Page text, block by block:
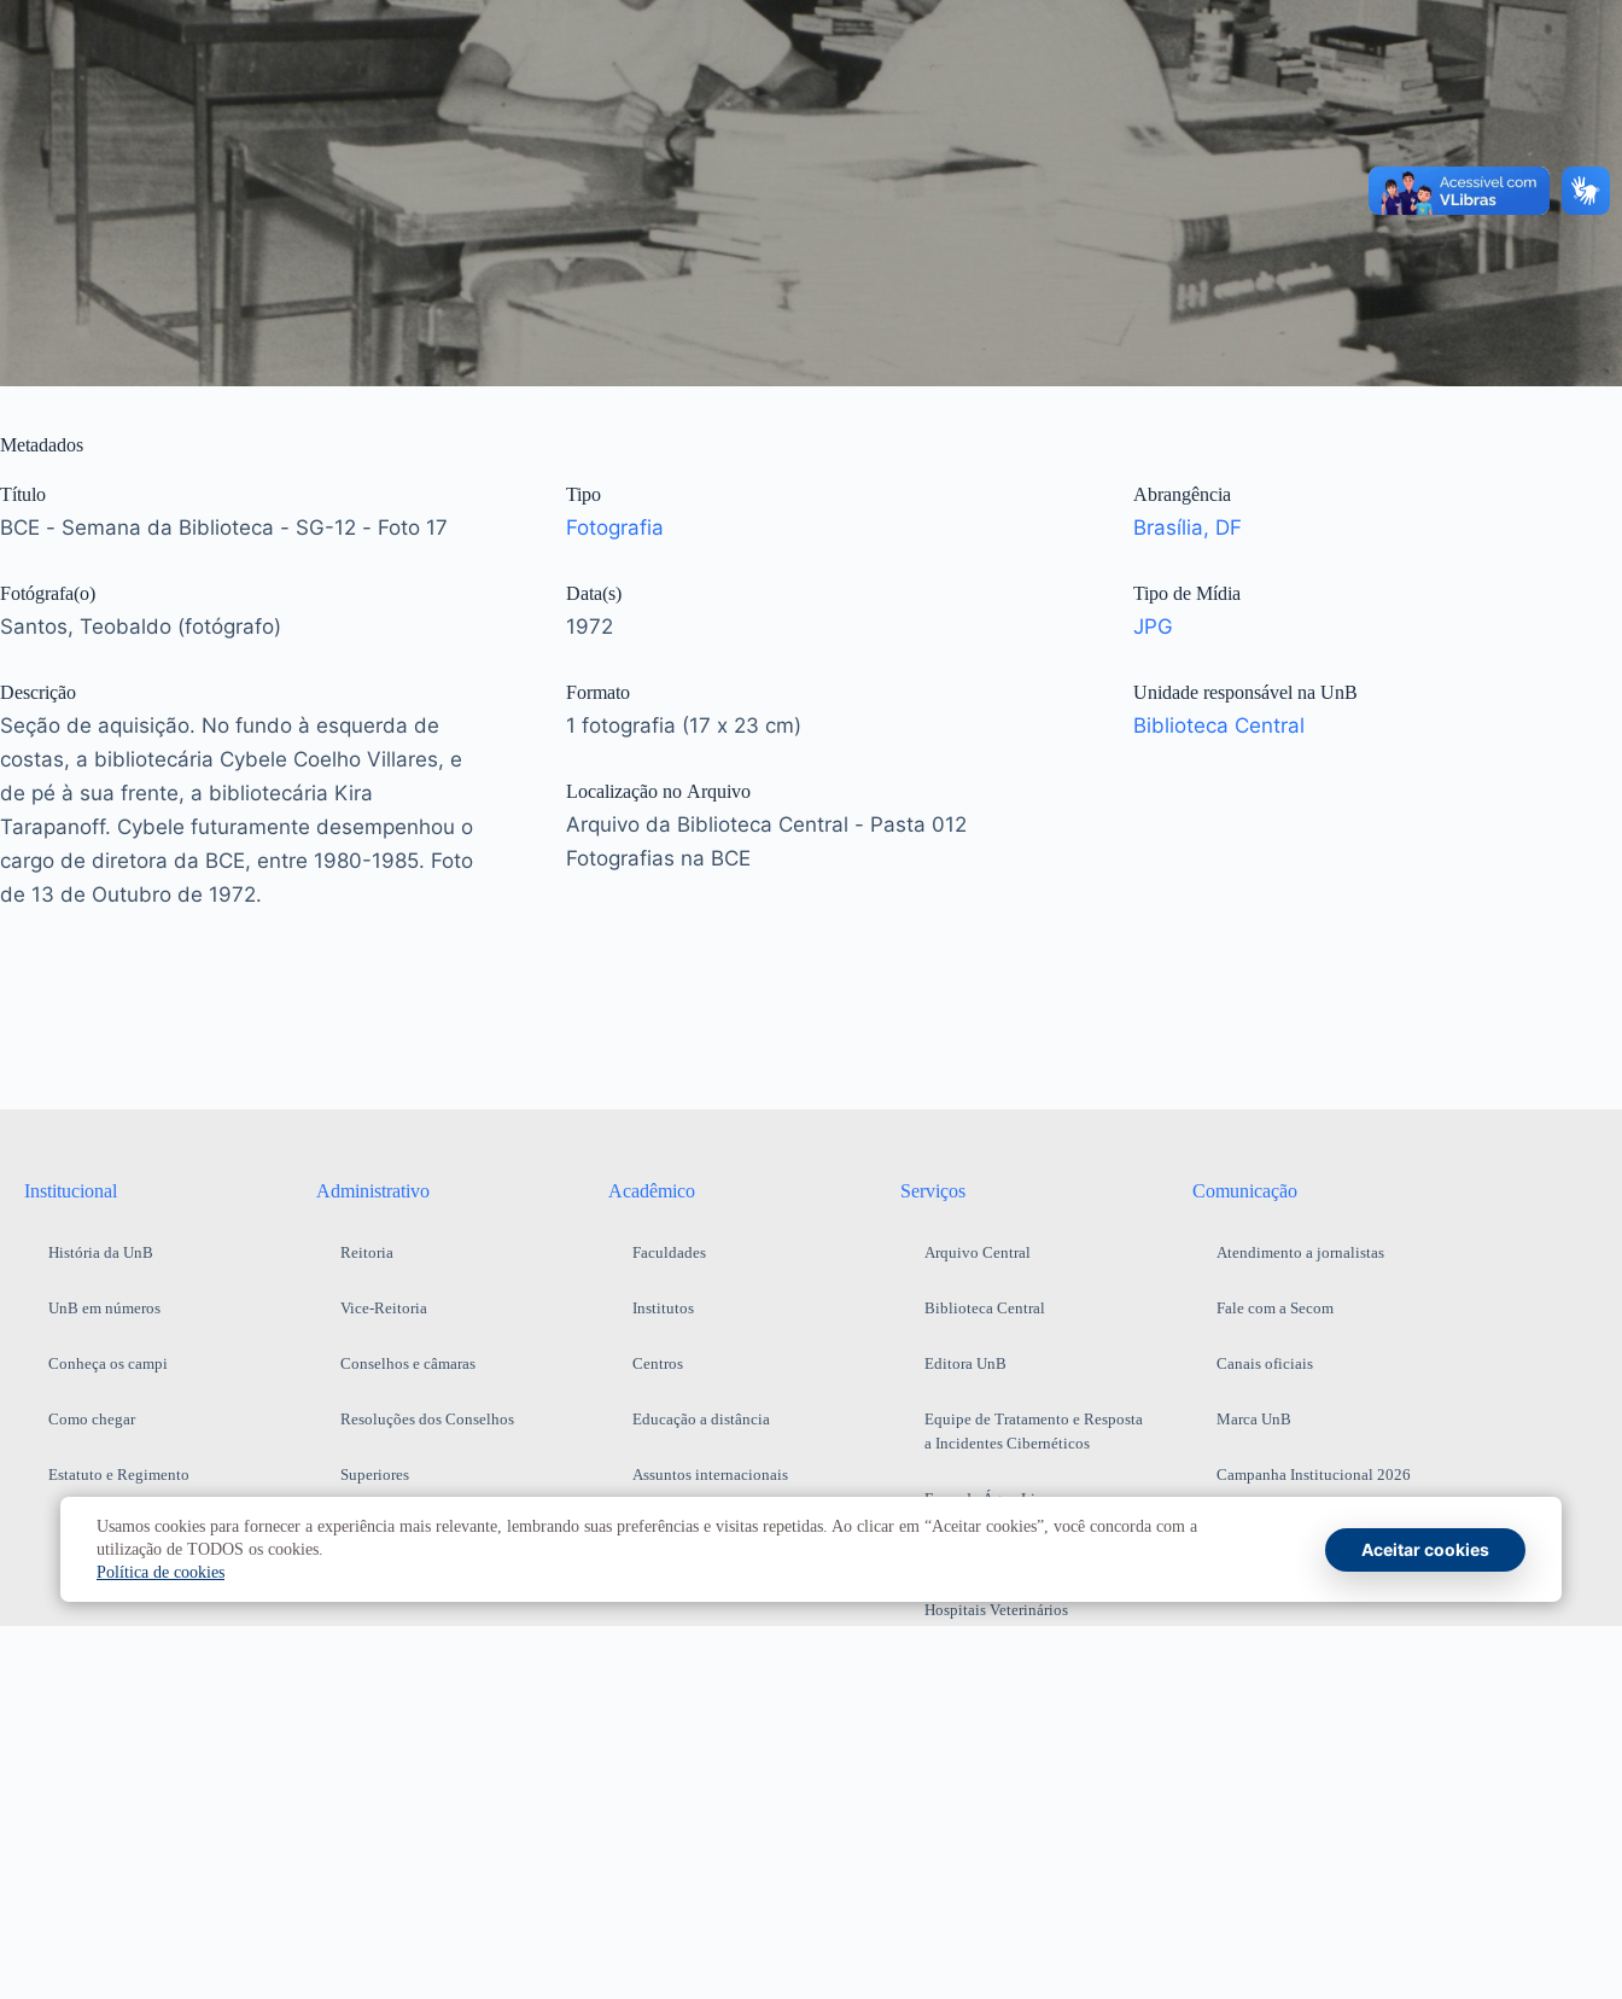
Metadados
Título
BCE - Semana da Biblioteca - SG-12 - Foto 17
Fotógrafa(o)
Santos, Teobaldo (fotógrafo)
Descrição
Seção de aquisição. No fundo à esquerda de
costas, a bibliotecária Cybele Coelho Villares, e
de pé à sua frente, a bibliotecária Kira
Tarapanoff. Cybele futuramente desempenhou o
cargo de diretora da BCE, entre 1980-1985. Foto
de 13 de Outubro de 1972.
Tipo
Fotografia
Data(s)
1972
Formato
1 fotografia (17 x 23 cm)
Localização no Arquivo
Arquivo da Biblioteca Central - Pasta 012
Fotografias na BCE
Abrangência
Brasília, DF
Tipo de Mídia
JPG
Unidade responsável na UnB
Biblioteca Central
Institucional
História da UnB
UnB em números
Conheça os campi
Como chegar
Estatuto e Regimento
Administrativo
Reitoria
Vice-Reitoria
Conselhos e câmaras
Resoluções dos Conselhos
Superiores
Decanatos
Acadêmico
Faculdades
Institutos
Centros
Educação a distância
Assuntos internacionais
Serviços
Arquivo Central
Biblioteca Central
Editora UnB
Equipe de Tratamento e Resposta
a Incidentes Cibernéticos
Fazenda Água Limpa
Hospitais Veterinários
Comunicação
Atendimento a jornalistas
Fale com a Secom
Canais oficiais
Marca UnB
Campanha Institucional 2026
Usamos cookies para fornecer a experiência mais relevante, lembrando suas preferências e visitas repetidas. Ao clicar em “Aceitar cookies”, você concorda com a
utilização de TODOS os cookies.
Política de cookies
Aceitar cookies